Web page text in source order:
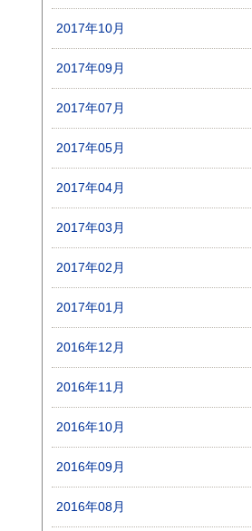
2017年10月
2017年09月
2017年07月
2017年05月
2017年04月
2017年03月
2017年02月
2017年01月
2016年12月
2016年11月
2016年10月
2016年09月
2016年08月